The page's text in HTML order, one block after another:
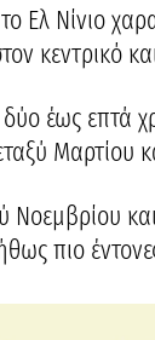
Ελ Νίνιο
κεντρικό
έως επτά
Μαρτίου
πιο